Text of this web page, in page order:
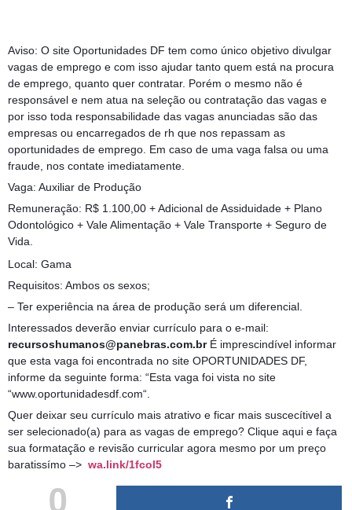
Aviso: O site Oportunidades DF tem como único objetivo divulgar
vagas de emprego e com isso ajudar tanto quem está na procura
de emprego, quanto quer contratar. Porém o mesmo não é
responsável e nem atua na seleção ou contratação das vagas e
por isso toda responsabilidade das vagas anunciadas são das
empresas ou encarregados de rh que nos repassam as
oportunidades de emprego. Em caso de uma vaga falsa ou uma
fraude, nos contate imediatamente.
Vaga: Auxiliar de Produção
Remuneração: R$ 1.100,00 + Adicional de Assiduidade + Plano
Odontológico + Vale Alimentação + Vale Transporte + Seguro de
Vida.
Local: Gama
Requisitos: Ambos os sexos;
– Ter experiência na área de produção será um diferencial.
Interessados deverão enviar currículo para o e-mail:
recursoshumanos@panebras.com.brÉ imprescindível informar
que esta vaga foi encontrada no site OPORTUNIDADES DF,
informe da seguinte forma: “Esta vaga foi vista no site
“www.oportunidadesdf.com“.
Quer deixar seu currículo mais atrativo e ficar mais suscecítivel a
ser selecionado(a) para as vagas de emprego? Clique aqui e faça
sua formatação e revisão curricular agora mesmo por um preço
baratissímo –> wa.link/1fcol5
0